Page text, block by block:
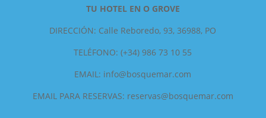
TU HOTEL EN O GROVE
DIRECCIÓN: Calle Reboredo, 93, 36988, PO
TELÉFONO: (+34) 986 73 10 55
EMAIL: info@bosquemar.com
EMAIL PARA RESERVAS: reservas@bosquemar.com